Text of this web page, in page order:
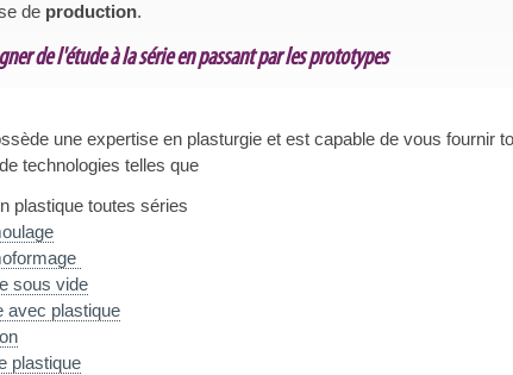
de production.
de l'étude à la série en passant par les prototypes
une expertise en plasturgie et est capable de vous fournir
technologies telles que
plastique toutes séries
sous vide
avec plastique
plastique